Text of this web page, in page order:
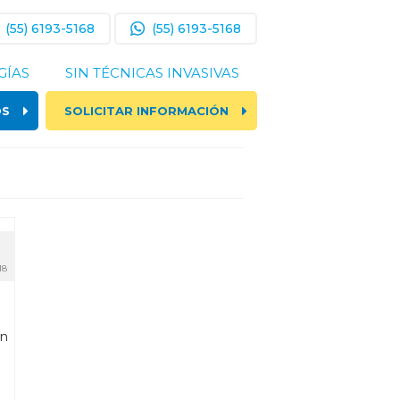
(55) 6193-5168
(55) 6193-5168
SIN TÉCNICAS INVASIVAS
SOLICITAR INFORMACIÓN